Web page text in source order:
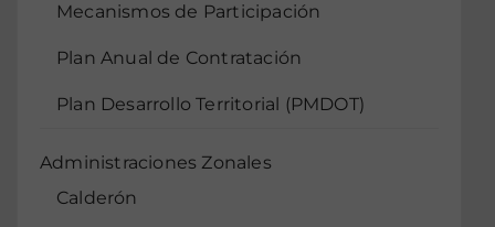
Mecanismos de Participación
Plan Anual de Contratación
Plan Desarrollo Territorial (PMDOT)
Administraciones Zonales
Calderón